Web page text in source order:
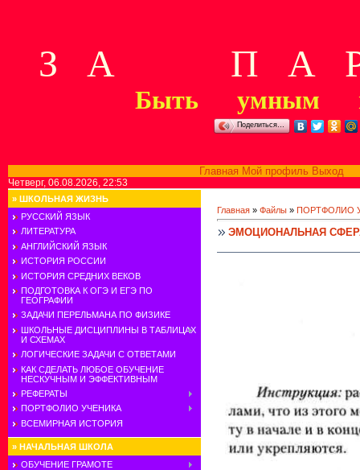
З А П А Р
Быть умным
Поделиться…
Главная Мой профиль Выход
Четверг, 06.08.2026, 22:53
» ШКОЛЬНАЯ ЖИЗНЬ
РУССКИЙ ЯЗЫК
ЛИТЕРАТУРА
АНГЛИЙСКИЙ ЯЗЫК
ИСТОРИЯ РОССИИ
ИСТОРИЯ СРЕДНИХ ВЕКОВ
ПОДГОТОВКА К ОГЭ И ЕГЭ ПО
ГЕОГРАФИИ
ЗАДАЧИ ПЕРЕЛЬМАНА ПО ФИЗИКЕ
ШКОЛЬНЫЕ ДИСЦИПЛИНЫ В ТАБЛИЦАХ
И СХЕМАХ
ЛОГИЧЕСКИЕ ЗАДАЧИ С ОТВЕТАМИ
КАК СДЕЛАТЬ ЛЮБОЕ ОБУЧЕНИЕ
НЕСКУЧНЫМ И ЭФФЕКТИВНЫМ
РЕФЕРАТЫ
ПОРТФОЛИО УЧЕНИКА
ВСЕМИРНАЯ ИСТОРИЯ
» НАЧАЛЬНАЯ ШКОЛА
ОБУЧЕНИЕ ГРАМОТЕ
Главная » Файлы » ПОРТФОЛИО
ЭМОЦИОНАЛЬНАЯ